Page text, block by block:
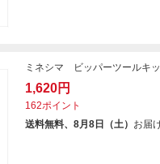
ミネシマ ビッパーツールキッ
1,620円
162ポイント
送料無料、8月8日（土） お届